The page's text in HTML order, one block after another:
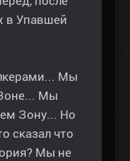
в Упавшей
Мы
Мы
Зону... Но
сказал что
Мы не